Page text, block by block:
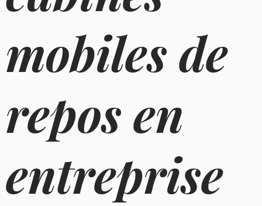
mobiles de
repos en
entreprise